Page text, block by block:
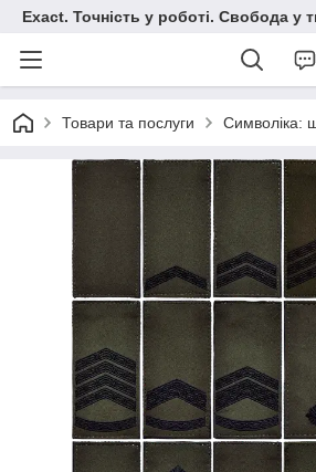
Exact. Точність у роботі. Свобода у
Товари та послуги Символіка: